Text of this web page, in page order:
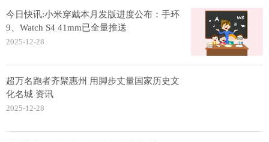
今日快讯:小米穿戴本月发版进度公布：手环
9、Watch S4 41mm已全量推送
2025-12-28
超万名跑者齐聚惠州 用脚步丈量国家历史文
化名城 资讯
2025-12-28